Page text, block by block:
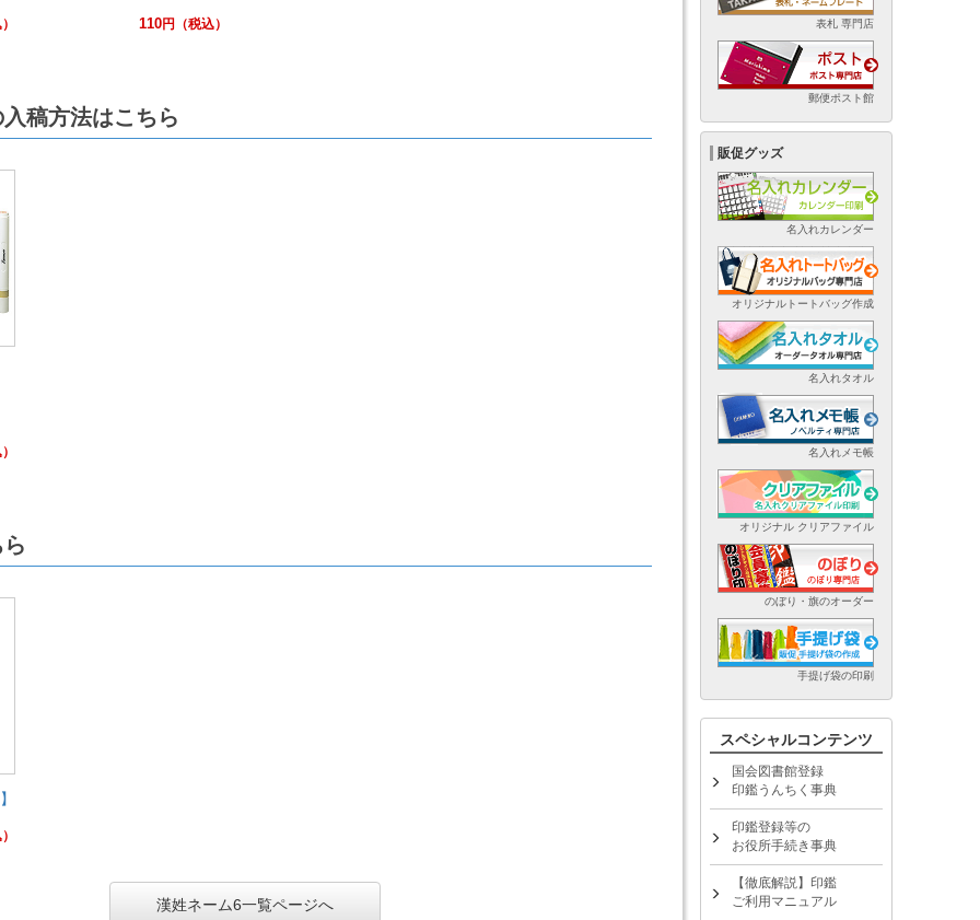
110円 （税込）
稿方法はこちら
漢姓ネーム6一覧ページへ
表札 専門店
郵便ポスト館
販促グッズ
名入れカレンダー
オリジナルトートバッグ作成
名入れタオル
名入れメモ帳
オリジナル クリアファイル
のぼり・旗のオーダー
手提げ袋の印刷
スペシャルコンテンツ
国会図書館登録
印鑑うんちく事典
印鑑登録等の
お役所手続き事典
【徹底解説】印鑑
ご利用マニュアル